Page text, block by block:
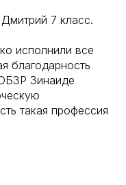
7 класс.
исполнили все
благодарность
Зинаиде
такая профессия